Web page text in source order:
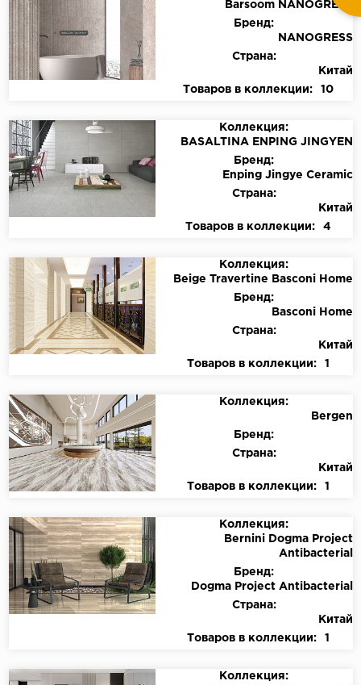
Barsoom NANOGRESS
Бренд:
NANOGRESS
Страна:
Китай
Товаров в коллекции:
10
Коллекция:
BASALTINA ENPING JINGYEN
Бренд:
Enping Jingye Ceramic
Страна:
Китай
Товаров в коллекции:
4
Коллекция:
Beige Travertine Basconi Home
Бренд:
Basconi Home
Страна:
Китай
Товаров в коллекции:
1
Коллекция:
Bergen
Бренд:
Страна:
Китай
Товаров в коллекции:
1
Коллекция:
Bernini Dogma Project
Antibacterial
Бренд:
Dogma Project Antibacterial
Страна:
Китай
Товаров в коллекции:
1
Коллекция: